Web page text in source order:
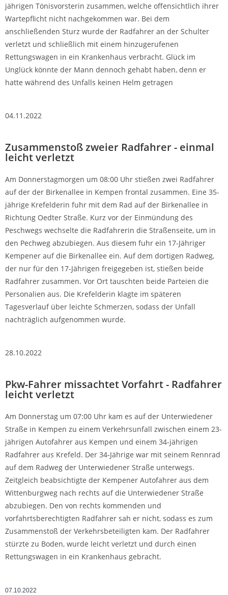
jährigen Tönisvorsterin zusammen, welche offensichtlich ihrer
Wartepflicht nicht nachgekommen war. Bei dem
anschließenden Sturz wurde der Radfahrer an der Schulter
verletzt und schließlich mit einem hinzugerufenen
Rettungswagen in ein Krankenhaus verbracht. Glück im
Unglück könnte der Mann dennoch gehabt haben, denn er
hatte während des Unfalls keinen Helm getragen
04.11.2022
Zusammenstoß zweier Radfahrer - einmal
leicht verletzt
Am Donnerstagmorgen um 08:00 Uhr stießen zwei Radfahrer
auf der der Birkenallee in Kempen frontal zusammen. Eine 35-
jährige Krefelderin fuhr mit dem Rad auf der Birkenallee in
Richtung Oedter Straße. Kurz vor der Einmündung des
Peschwegs wechselte die Radfahrerin die Straßenseite, um in
den Pechweg abzubiegen. Aus diesem fuhr ein 17-Jähriger
Kempener auf die Birkenallee ein. Auf dem dortigen Radweg,
der nur für den 17-Jährigen freigegeben ist, stießen beide
Radfahrer zusammen. Vor Ort tauschten beide Parteien die
Personalien aus. Die Krefelderin klagte im späteren
Tagesverlauf über leichte Schmerzen, sodass der Unfall
nachträglich aufgenommen wurde.
28.10.2022
Pkw-Fahrer missachtet Vorfahrt - Radfahrer
leicht verletzt
Am Donnerstag um 07:00 Uhr kam es auf der Unterwiedener
Straße in Kempen zu einem Verkehrsunfall zwischen einem 23-
jährigen Autofahrer aus Kempen und einem 34-jährigen
Radfahrer aus Krefeld. Der 34-Jährige war mit seinem Rennrad
auf dem Radweg der Unterwiedener Straße unterwegs.
Zeitgleich beabsichtigte der Kempener Autofahrer aus dem
Wittenburgweg nach rechts auf die Unterwiedener Straße
abzubiegen. Den von rechts kommenden und
vorfahrtsberechtigten Radfahrer sah er nicht, sodass es zum
Zusammenstoß der Verkehrsbeteiligten kam. Der Radfahrer
stürzte zu Boden, wurde leicht verletzt und durch einen
Rettungswagen in ein Krankenhaus gebracht.
07.10.2022